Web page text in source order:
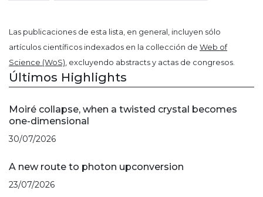
Las publicaciones de esta lista, en general, incluyen sólo
artículos científicos indexados en la collección de Web of
Science (WoS) , excluyendo abstracts y actas de congresos.
Últimos Highlights
Moiré collapse, when a twisted crystal becomes
one-dimensional
30/07/2026
A new route to photon upconversion
23/07/2026